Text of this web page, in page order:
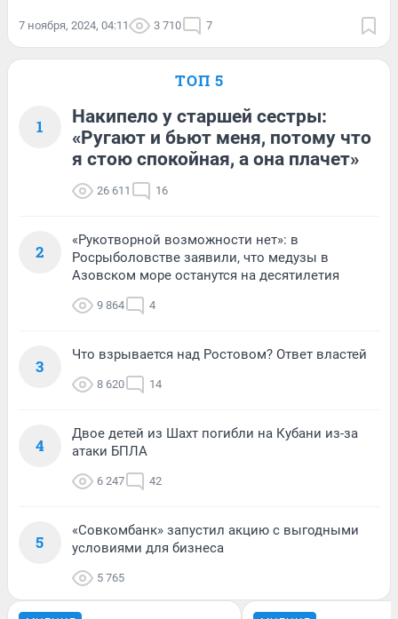
7 ноября, 2024, 04:11 3 710 7
ТОП 5
1
Накипело у старшей сестры:
«Ругают и бьют меня, потому что
я стою спокойная, а она плачет»
26 611 16
2
«Рукотворной возможности нет»: в
Росрыболовстве заявили, что медузы в
Азовском море останутся на десятилетия
9 864 4
3
Что взрывается над Ростовом? Ответ властей
8 620 14
4
Двое детей из Шахт погибли на Кубани из-за
атаки БПЛА
6 247 42
5
«Совкомбанк» запустил акцию с выгодными
условиями для бизнеса
5 765